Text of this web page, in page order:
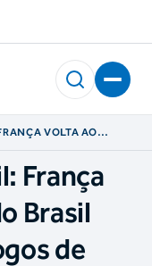
VOLTA AO
França
Brasil
de